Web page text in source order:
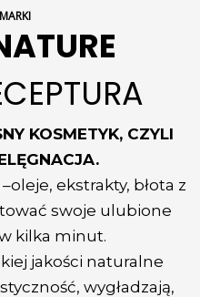
KOSMETYK, CZYLI
ekstrakty, błota z
swoje ulubione
kilka minut.
jakości naturalne
wygładzają,